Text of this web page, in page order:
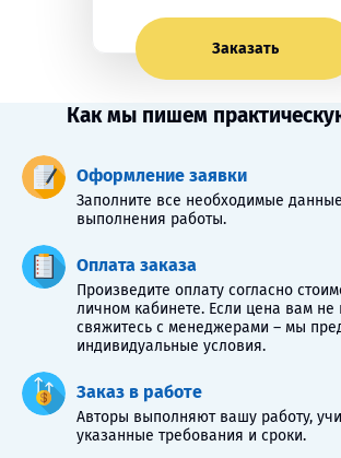
Заказать
Как мы пишем
Оформление заявки
Заполните все необходимые
выполнения работы.
Оплата заказа
Произведите оплату согласно
личном кабинете. Если цена вам не
свяжитесь с менеджерами – мы
индивидуальные условия.
Заказ в работе
Авторы выполняют вашу работу,
указанные требования и сроки.